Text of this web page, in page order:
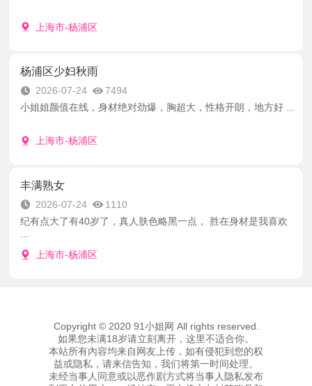
上海市-杨浦区
杨浦区少妇秋雨
2026-07-24
7494
小姐姐颜值在线，身材绝对劲爆，胸超大，性格开朗，地方好 ...
上海市-杨浦区
丰满熟女
2026-07-24
1110
纪有点大了有40岁了，真人肤色略黑一点， 胜在身材是我喜欢
上海市-杨浦区
Copyright © 2020 91小姐网 All rights reserved.
如果您未满18岁请立刻离开，这里不适合你。
本站所有內容均来自网友上传，如有侵犯到您的权
益或隐私，请来信告知，我们将第一时间处理。
未经当事人同意或以恶作剧方式将当事人隐私发布